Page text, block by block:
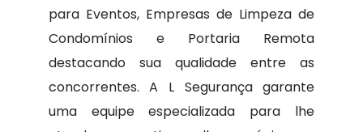
para Eventos, Empresas de Limpeza de
Condomínios e Portaria Remota
destacando sua qualidade entre as
concorrentes. A L Segurança garante
uma equipe especializada para lhe